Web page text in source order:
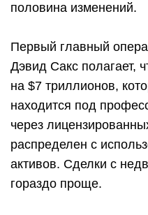
половина изменений.
Первый главный
Дэвид Сакс полагает,
на $7 триллионов,
находится под
через
распределен с
активов. Сделки с
гораздо проще.